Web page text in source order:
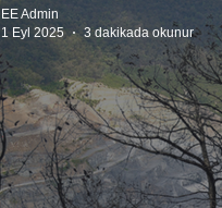
EE Admin
1 Eyl 2025
3 dakikada okunur